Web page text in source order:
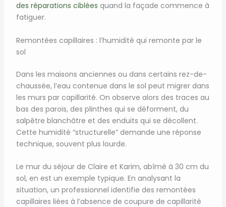
des réparations ciblées quand la façade commence à
fatiguer.
Remontées capillaires : l’humidité qui remonte par le
sol
Dans les maisons anciennes ou dans certains rez-de-
chaussée, l’eau contenue dans le sol peut migrer dans
les murs par capillarité. On observe alors des traces au
bas des parois, des plinthes qui se déforment, du
salpêtre blanchâtre et des enduits qui se décollent.
Cette humidité “structurelle” demande une réponse
technique, souvent plus lourde.
Le mur du séjour de Claire et Karim, abîmé à 30 cm du
sol, en est un exemple typique. En analysant la
situation, un professionnel identifie des remontées
capillaires liées à l’absence de coupure de capillarité